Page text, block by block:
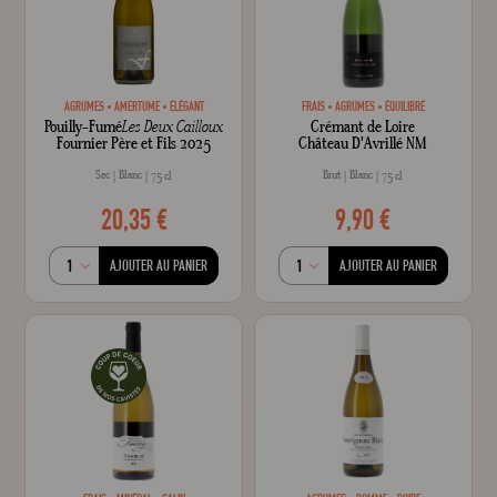
AGRUMES AMERTUME ÉLÉGANT
Pouilly-FuméLes Deux Cailloux
Fournier Père et Fils 2025
Sec Blanc 75 cl
20,35 €
AJOUTER AU PANIER
FRAIS AGRUMES ÉQUILIBRÉ
Crémant de Loire
Château D'Avrillé NM
Brut Blanc 75 cl
9,90 €
AJOUTER AU PANIER